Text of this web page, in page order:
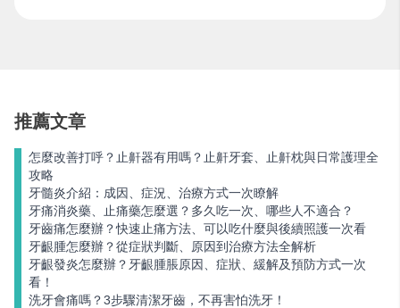
推薦文章
怎麼改善打呼？止鼾器有用嗎？止鼾牙套、止鼾枕與日常護理全
攻略
牙髓炎介紹：成因、症況、治療方式一次瞭解
牙痛消炎藥、止痛藥怎麼選？多久吃一次、哪些人不適合？
牙齒痛怎麼辦？快速止痛方法、可以吃什麼與後續照護一次看
牙齦腫怎麼辦？從症狀判斷、原因到治療方法全解析
牙齦發炎怎麼辦？牙齦腫脹原因、症狀、緩解及預防方式一次
看！
洗牙會痛嗎？3步驟清潔牙齒，不再害怕洗牙！